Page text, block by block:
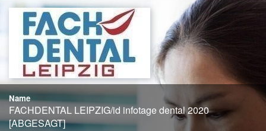
Name
FACHDENTAL LEIPZIG/id infotage dental 2020
[ABGESAGT]